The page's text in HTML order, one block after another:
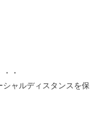
・
ャルディスタンスを保